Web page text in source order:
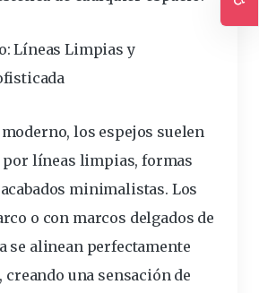
Líneas Limpias y
los espejos suelen
por líneas limpias, formas
minimalistas. Los
o con marcos delgados de
se alinean perfectamente
creando una sensación de